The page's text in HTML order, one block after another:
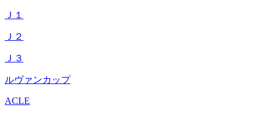
Ｊ１
Ｊ２
Ｊ３
ルヴァンカップ
ACLE